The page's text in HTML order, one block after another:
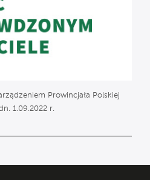
Prowincjała Polskiej
1.09.2022 r.